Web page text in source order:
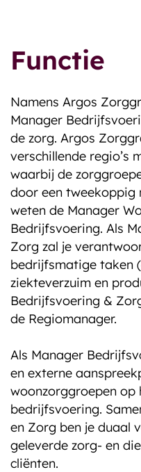
Functie
Namens Argos
Manager
de zorg. Argos
verschillende regio’s
waarbij de
door een tweekoppig
weten de Manager
Bedrijfsvoering. Als
Zorg zal je
bedrijfsmatige taken
ziekteverzuim en
Bedrijfsvoering &
de Regiomanager.
Als Manager
en externe
woonzorggroepen op
bedrijfsvoering.
en Zorg ben je duaal
geleverde zorg- en
cliënten.